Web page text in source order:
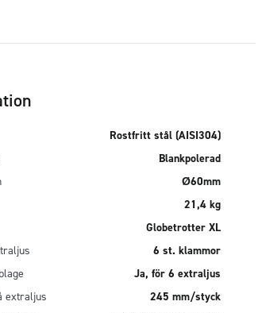
Rostfritt stål (AISI304)
Blankpolerad
Ø60mm
21,4 kg
Globetrotter XL
6 st. klammor
Ja, för 6 extraljus
extraljus
245 mm/styck